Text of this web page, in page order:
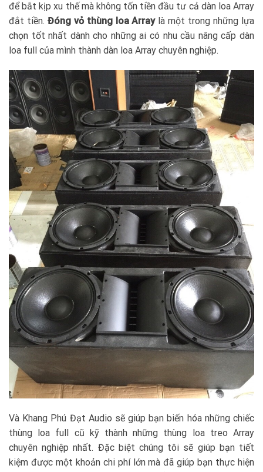
để bắt kịp xu thế mà không tốn tiền đầu tư cả dàn loa Array
đắt tiền. Đóng vỏ thùng loa Arraylà một trong những lựa
chọn tốt nhất dành cho những ai có nhu cầu nâng cấp dàn
loa full của mình thành dàn loa Array chuyên nghiệp.
Và Khang Phú Đạt Audio sẽ giúp bạn biến hóa những chiếc
thùng loa full cũ kỹ thành những thùng loa treo Array
chuyên nghiệp nhất. Đặc biệt chúng tôi sẽ giúp bạn tiết
kiệm được một khoản chi phí lớn mà đã giúp bạn thực hiện